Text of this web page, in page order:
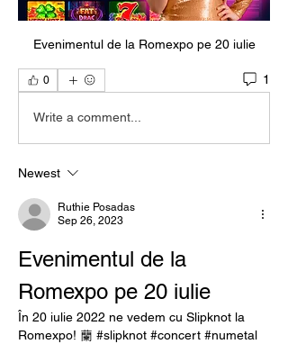
Evenimentul de la Romexpo pe 20 iulie
0 1
Write a comment...
Newest
Ruthie Posadas
Sep 26, 2023
Evenimentul de la
Romexpo pe 20 iulie
În 20 iulie 2022 ne vedem cu Slipknot la
Romexpo! 蘭 #slipknot #concert #numetal